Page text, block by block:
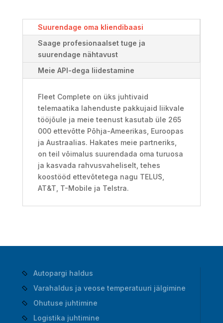
Suurendage oma kliendibaasi
Saage profesionaalset tuge ja
suurendage nähtavust
Meie API-dega liidestamine
Fleet Complete on üks juhtivaid
telemaatika lahenduste pakkujaid liikvale
tööjõule ja meie teenust kasutab üle 265
000 ettevõtte Põhja-Ameerikas, Euroopas
ja Austraalias. Hakates meie partneriks,
on teil võimalus suurendada oma turuosa
ja kasvada rahvusvaheliselt, tehes
koostööd ettevõtetega nagu TELUS,
AT&T, T-Mobile ja Telstra.
Autopargi haldus
Varahaldus ja veose temperatuuri jälgimine
Ohutuse juhtimine
Logistika juhtimine